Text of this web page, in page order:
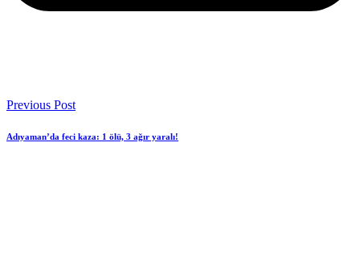
Previous Post
Adıyaman’da feci kaza: 1 ölü, 3 ağır yaralı!